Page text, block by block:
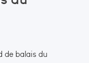
de balais du